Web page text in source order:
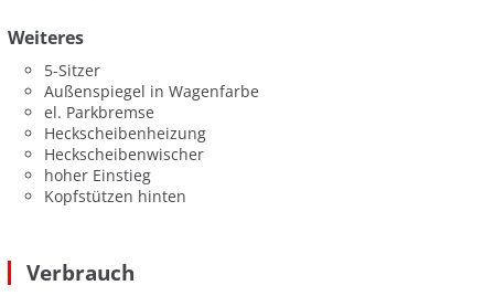
Weiteres
5-Sitzer
Außenspiegel in Wagenfarbe
el. Parkbremse
Heckscheibenheizung
Heckscheibenwischer
hoher Einstieg
Kopfstützen hinten
Verbrauch